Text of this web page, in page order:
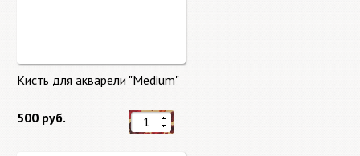
Кисть для акварели "Medium"
500 руб.